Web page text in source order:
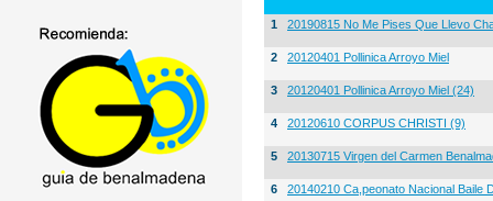
1 20190815 No Me Pises Que Llevo
2 20120401 Pollinica Arroyo Miel
3 20120401 Pollinica Arroyo Miel (24)
4 20120610 CORPUS CHRISTI (9)
5 20130715 Virgen del Carmen
6 20140210 Ca,peonato Nacional Baile